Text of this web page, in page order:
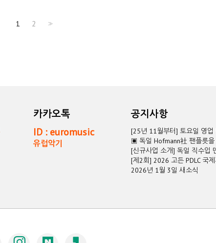
1 2 >>
카카오톡
ID : euromusic
유럽악기
공지사항
[25년 11월부터] 토요일 영업
▣ 독일 Hofmann社 팬플릇을
[신규사업 소개] 독일 직수입
[제2회] 2026 고든 PDLC 국
2026년 1월 3일 새소식